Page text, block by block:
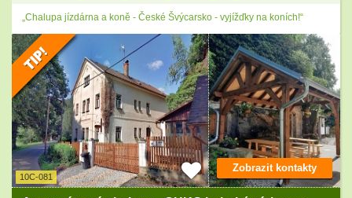
„Chalupa jízdárna a koně - České Švýcarsko - vyjížďky na koních!“
10C-081
Zobrazit kontakty